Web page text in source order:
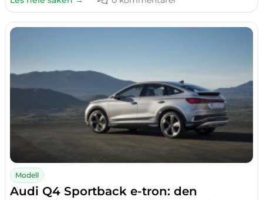
Modell
Audi Q4 Sportback e-tron: den